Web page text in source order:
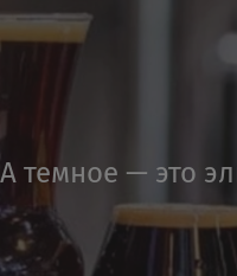
темное — это